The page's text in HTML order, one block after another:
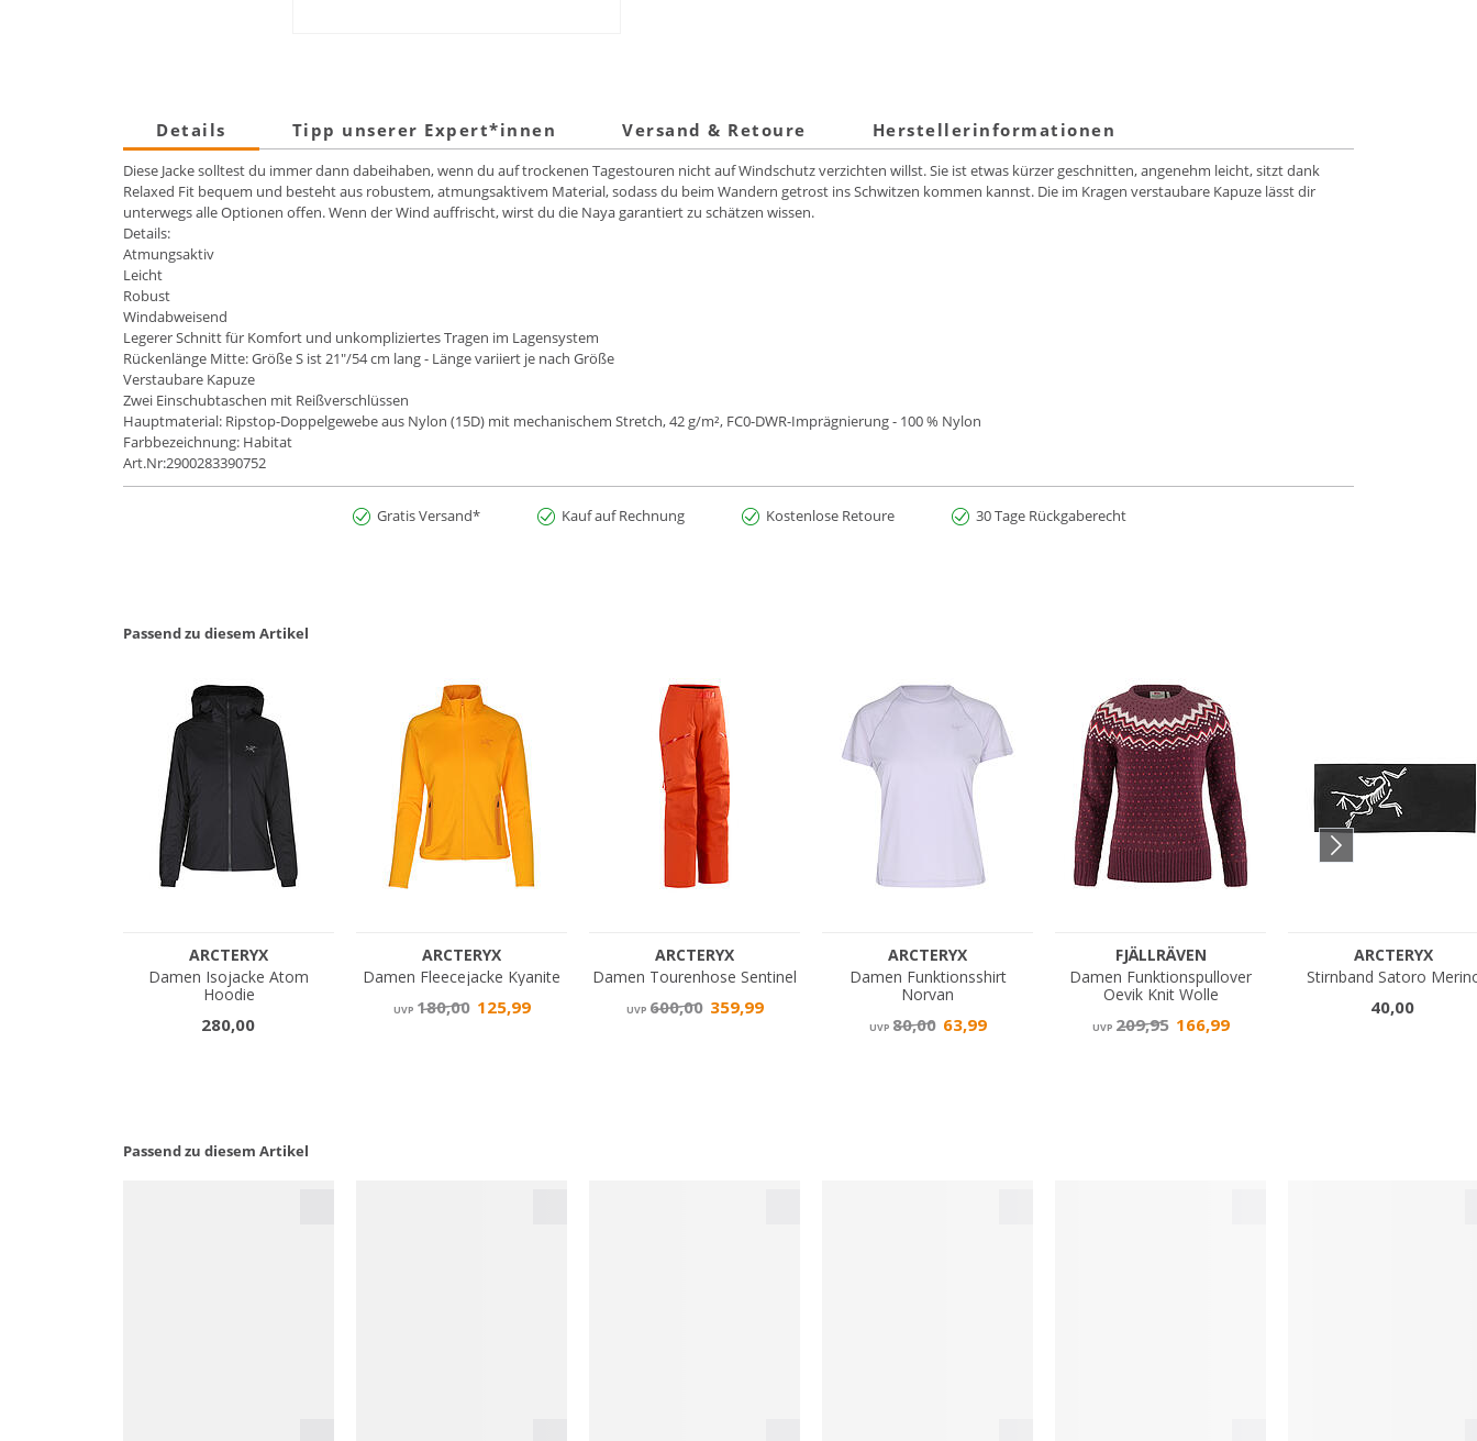
Details Tipp unserer Expert*innen Versand & Retoure Herstellerinformationen
Diese Jacke solltest du immer dann dabeihaben, wenn du auf trockenen Tagestouren nicht auf Windschutz verzichten willst. Sie ist etwas kürzer geschnitten, angenehm leicht, sitzt dank
Relaxed Fit bequem und besteht aus robustem, atmungsaktivem Material, sodass du beim Wandern getrost ins Schwitzen kommen kannst. Die im Kragen verstaubare Kapuze lässt dir
unterwegs alle Optionen offen. Wenn der Wind auffrischt, wirst du die Naya garantiert zu schätzen wissen.
Details:
Atmungsaktiv
Leicht
Robust
Windabweisend
Legerer Schnitt für Komfort und unkompliziertes Tragen im Lagensystem
Rückenlänge Mitte: Größe S ist 21"/54 cm lang - Länge variiert je nach Größe
Verstaubare Kapuze
Zwei Einschubtaschen mit Reißverschlüssen
Hauptmaterial: Ripstop-Doppelgewebe aus Nylon (15D) mit mechanischem Stretch, 42 g/m², FC0-DWR-Imprägnierung - 100 % Nylon
Farbbezeichnung: Habitat
Art.Nr:2900283390752
Gratis Versand* Kauf auf Rechnung Kostenlose Retoure 30 Tage Rückgaberecht
Passend zu diesem Artikel
Passend zu diesem Artikel